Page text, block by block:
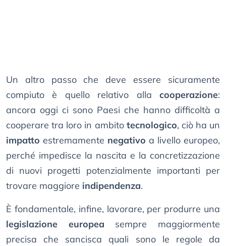
Un altro passo che deve essere sicuramente
compiuto è quello relativo alla cooperazione:
ancora oggi ci sono Paesi che hanno difficoltà a
cooperare tra loro in ambito tecnologico, ciò ha un
impatto estremamente negativo a livello europeo,
perché impedisce la nascita e la concretizzazione
di nuovi progetti potenzialmente importanti per
trovare maggiore indipendenza.
È fondamentale, infine, lavorare, per produrre una
legislazione europea sempre maggiormente
precisa che sancisca quali sono le regole da